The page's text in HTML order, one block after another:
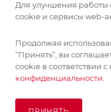
Для улучшения работы
cookie и сервисы web-
Продолжая
“Принять”, вы
cookie в соответствии
конфиденциальности.